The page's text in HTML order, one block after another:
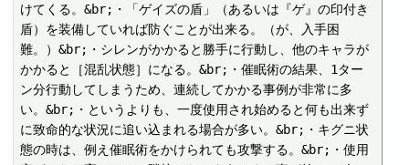
けてくる。&br;・「ゲイズの盾」（あるいは『ゲ』の印付き
盾）を装備していれば防ぐことが出来る。（が、入手困
難。）&br;・シレンがかかると勝手に行動し、他のキャラが
かかると［混乱状態］になる。&br;・催眠術の結果、1ター
ン分行動してしまうため、連続してかかる事例が非常に多
い。&br;・というよりも、一度使用され始めると何も出来ず
に致命的な状況に追い込まれる場合が多い。&br;・キグニ状
態の時は、例え催眠術をかけられても攻撃する。&br;・使用